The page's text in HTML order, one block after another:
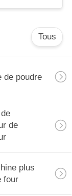
Tous
de poudre
de
plus
four